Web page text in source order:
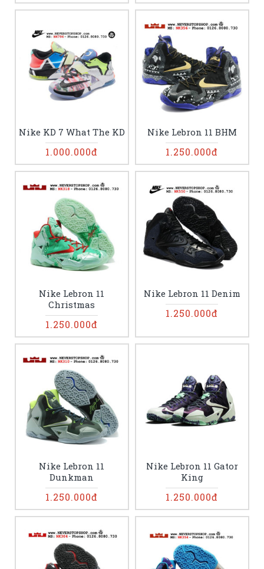
Nike KD 7 What The KD
1.000.000đ
Nike Lebron 11 BHM
1.250.000đ
Nike Lebron 11
Christmas
1.250.000đ
Nike Lebron 11 Denim
1.250.000đ
Nike Lebron 11
Dunkman
1.250.000đ
Nike Lebron 11 Gator
King
1.250.000đ